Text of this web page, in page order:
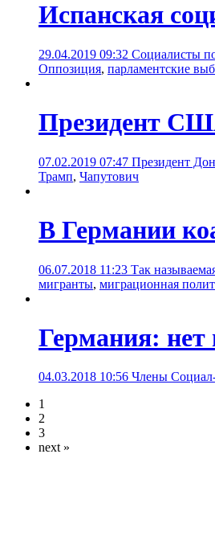
Испанская
29.04.2019 09:32 Социалисты
Оппозиция, парламентские
Президент
07.02.2019 07:47 Президент
Трамп, Чапутович
В Германии
06.07.2018 11:23 Так
мигранты, миграционная
Германия: нет
04.03.2018 10:56 Члены Социал-
1
2
3
next »